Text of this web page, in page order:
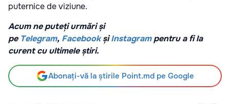
puternice de viziune.
Acum ne puteți urmări și
pe Telegram, Facebook șiInstagrampentru a fi la
curent cu ultimele știri.
Abonați-vă la știrile Point.md pe Google